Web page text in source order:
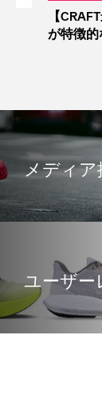
【
が特徴的
メディア
ユーザー